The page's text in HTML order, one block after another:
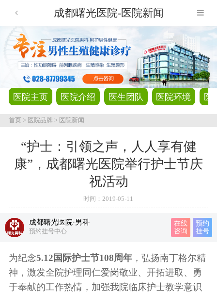
成都曙光医院-医院新闻
医院主页 医院介绍 医生团队 医院环境 医
首页> 医院品牌 > 医院新闻
“护士：引领之声，人人享有健
康”，成都曙光医院举行护士节庆
祝活动
时间：2019-05-11
成都曙光医院·男科
预约挂号中心
在线
咨询
预约
挂号
​​为纪念5.12国际护士节108周年，弘扬南丁格尔精
神，激发全院护理同仁爱岗敬业、开拓进取、勇
于奉献的工作热情，加强我院临床护士教学意识